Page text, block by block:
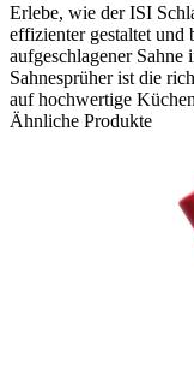
Erlebe, wie der ISI
effizienter gestaltet und
aufgeschlagener
Sahnesprüher ist die
auf hochwertige
Ähnliche Produkte